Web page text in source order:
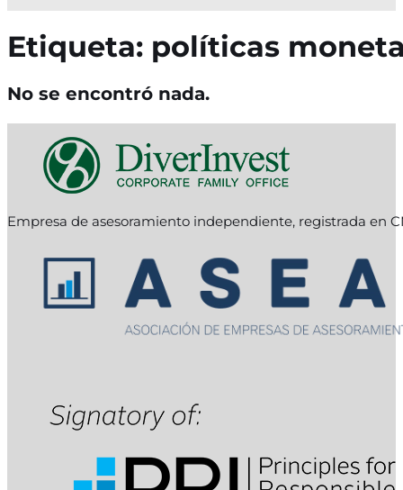
Etiqueta: políticas
No se encontró nada.
Empresa de asesoramiento independiente, registrada en